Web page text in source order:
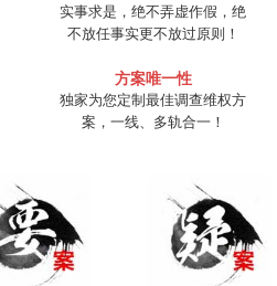
实事求是，绝不弄虚作假，绝
不放任事实更不放过原则！
方案唯一性
独家为您定制最佳调查维权方
案，一线、多轨合一！